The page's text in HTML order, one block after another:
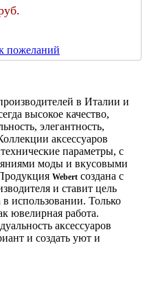
пожеланий
в Италии и
высокое качество,
элегантность,
аксессуаров
параметры, с
моды и вкусовыми
Webert создана с
и ставит цель
в использовании. Только
ювелирная работа.
аксессуаров
и создать уют и